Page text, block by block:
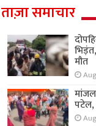
ताज़ा समाचार
मौत
पटेल,